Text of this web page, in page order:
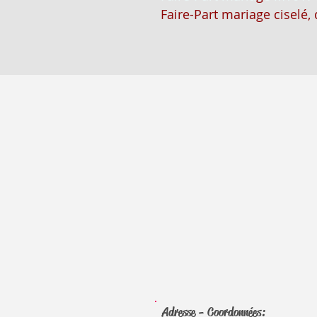
Faire-Part mariage
Adresse - Coordonnées: